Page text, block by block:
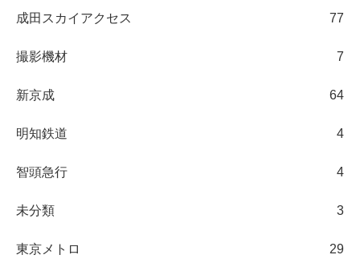
成田スカイアクセス 77
撮影機材 7
新京成 64
明知鉄道 4
智頭急行 4
未分類 3
東京メトロ 29